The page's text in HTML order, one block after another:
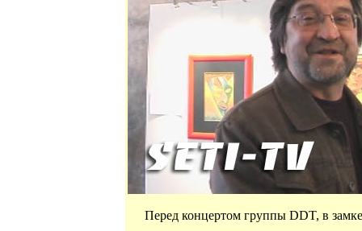
Перед концертом группы DDT, в